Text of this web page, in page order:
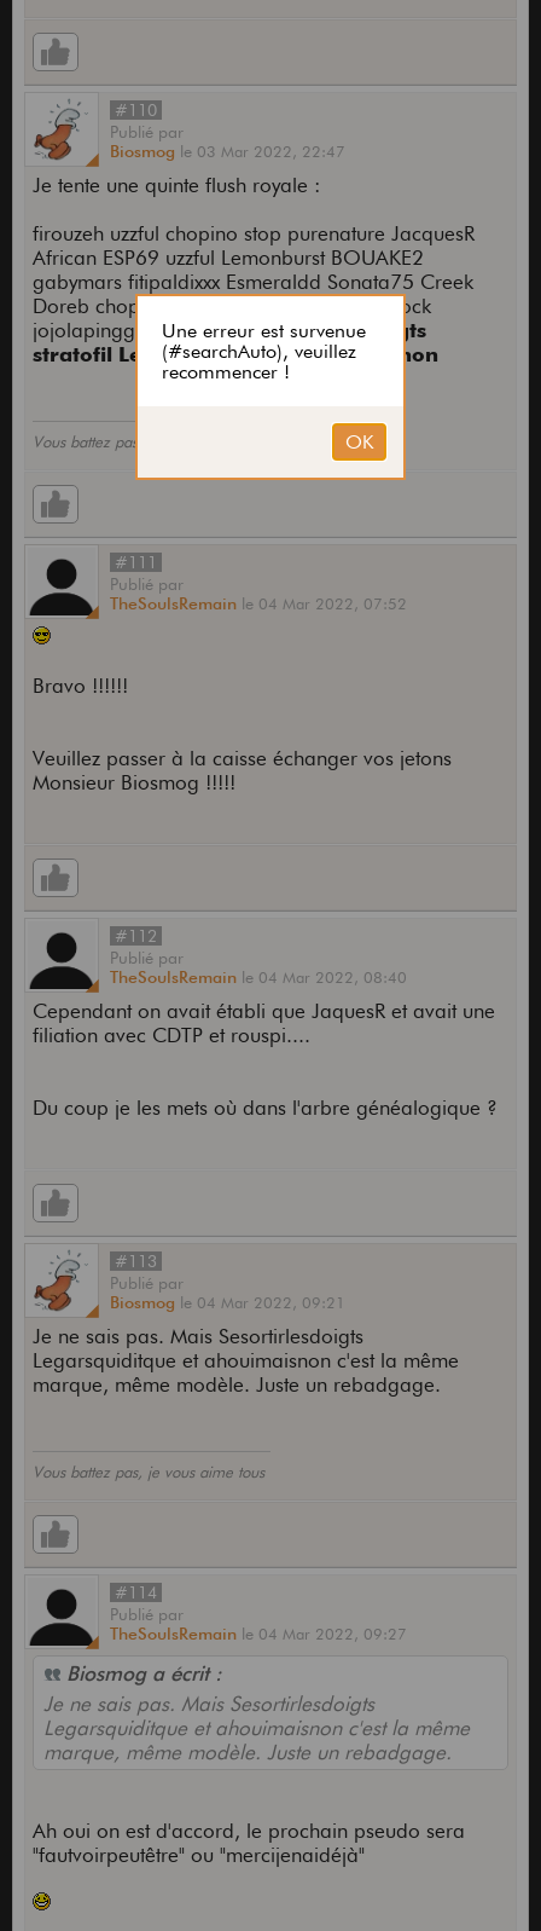
#110
Publié par
Biosmog le 03 Mar 2022, 22:47
Je tente une quinte flush royale :
firouzeh uzzful chopino stop purenature JacquesR
African ESP69 uzzful Lemonburst BOUAKE2
gabymars fitipaldixxx Esmeraldd Sonata75 Creek
Doreb chopinoibanez@ schlecks Frenchrock
jojolapinggg theguitarist Sesortirlesdoigts
stratofil Legarsquiditque ahouimaisnon
Vous battez pas, je vous aime tous
#111
Publié par
TheSoulsRemain le 04 Mar 2022, 07:52
Bravo !!!!!!
Veuillez passer à la caisse échanger vos jetons
Monsieur Biosmog !!!!!
#112
Publié par
TheSoulsRemain le 04 Mar 2022, 08:40
Cependant on avait établi que JaquesR et avait une
filiation avec CDTP et rouspi....
Du coup je les mets où dans l'arbre généalogique ?
#113
Publié par
Biosmog le 04 Mar 2022, 09:21
Je ne sais pas. Mais Sesortirlesdoigts
Legarsquiditque et ahouimaisnon c'est la même
marque, même modèle. Juste un rebadgage.
Vous battez pas, je vous aime tous
#114
Publié par
TheSoulsRemain le 04 Mar 2022, 09:27
Biosmog a écrit :
Je ne sais pas. Mais Sesortirlesdoigts
Legarsquiditque et ahouimaisnon c'est la même
marque, même modèle. Juste un rebadgage.
Ah oui on est d'accord, le prochain pseudo sera
"fautvoirpeutêtre" ou "mercijenaidéjà"